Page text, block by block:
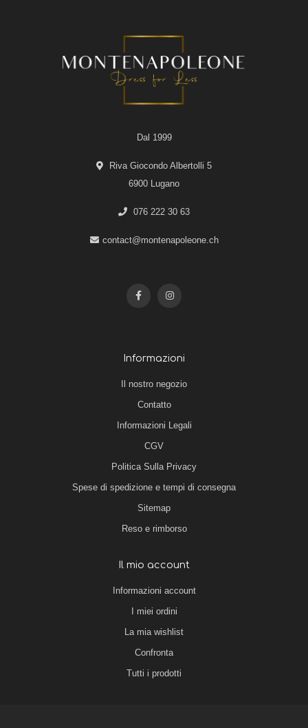
Dal 1999
Riva Giocondo Albertolli 5
6900 Lugano
076 222 30 63
contact@montenapoleone.ch
Informazioni
Il nostro negozio
Contatto
Informazioni Legali
CGV
Politica Sulla Privacy
Spese di spedizione e tempi di consegna
Sitemap
Reso e rimborso
Il mio account
Informazioni account
I miei ordini
La mia wishlist
Confronta
Tutti i prodotti